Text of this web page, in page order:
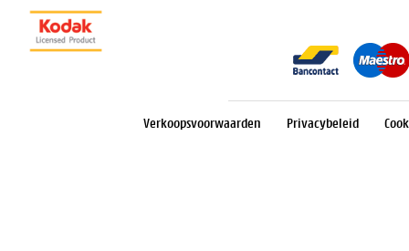
Verkoopsvoorwaarden Privacybeleid